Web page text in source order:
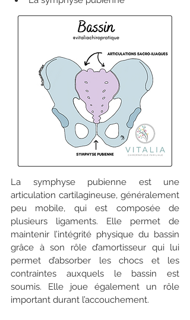
La symphyse pubienne est une
articulation cartilagineuse, généralement
peu mobile, qui est composée de
plusieurs ligaments. Elle permet de
maintenir l’intégrité physique du bassin
grâce à son rôle d’amortisseur qui lui
permet d’absorber les chocs et les
contraintes auxquels le bassin est
soumis. Elle joue également un rôle
important durant l’accouchement.